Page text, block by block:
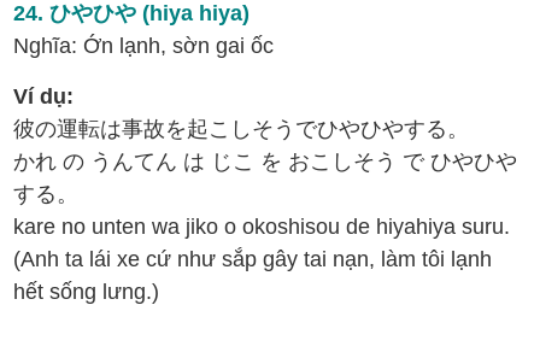
24. ひやひや (hiya hiya)
Nghĩa: Ớn lạnh, sờn gai ốc
Ví dụ:
彼の運転は事故を起こしそうでひやひやする。
かれ の うんてん は じこ を おこしそう で ひやひや
する。
kare no unten wa jiko o okoshisou de hiyahiya suru.
(Anh ta lái xe cứ như sắp gây tai nạn, làm tôi lạnh
hết sống lưng.)